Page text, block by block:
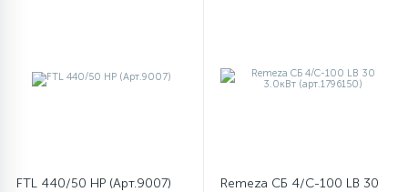
FTL 440/50 HP (Арт.9007)
Remeza СБ 4/С-100 LB 30